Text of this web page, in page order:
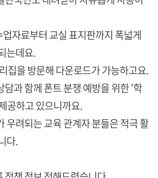
자료부터 교실 표지판까지 폭넓게
는데요.
집을 방문해 다운로드가 가능하고요.
과 함께 폰트 분쟁 예방을 위한 '학
공하고 있으니까요.
우려되는 교육 관계자 분들은 적극 활
다.